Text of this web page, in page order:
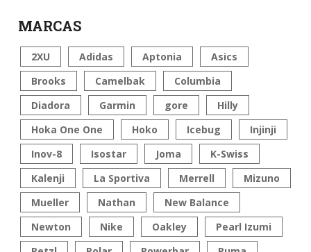
MARCAS
2XU Adidas Aptonia
Asics
Brooks
Camelbak
Columbia
Diadora
Garmin gore
Hilly
Hoka One One
Hoko Icebug
Injinji
Inov-8
Isostar Joma
K-Swiss
Kalenji
La Sportiva Merrell
Mizuno
Mueller
Nathan
New Balance
Newton
Nike Oakley
Pearl Izumi